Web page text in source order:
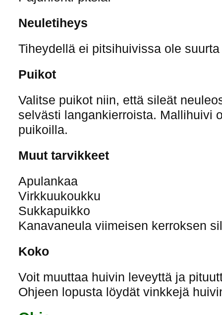
Neuletiheys
Tiheydellä ei pitsihuivissa ole
Puikot
Valitse puikot niin, että sileät
selvästi langankierroista. Mallihuivi
puikoilla.
Muut tarvikkeet
Apulankaa
Virkkuukoukku
Sukkapuikko
Kanavaneula viimeisen kerroksen
Koko
Voit muuttaa huivin leveyttä ja
Ohjeen lopusta löydät vinkkejä